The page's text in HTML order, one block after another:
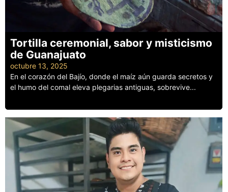
Tortilla ceremonial, sabor y misticismo
de Guanajuato
octubre 13, 2025
En el corazón del Bajío, donde el maíz aún guarda secretos y
el humo del comal eleva plegarias antiguas, sobrevive...